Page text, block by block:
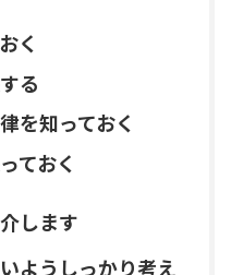
く
る
を知っておく
ておく
します
ようしっかり考え